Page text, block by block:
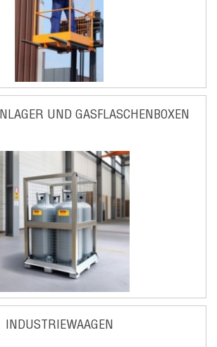
UND GASFLASCHENBOXEN
INDUSTRIEWAAGEN